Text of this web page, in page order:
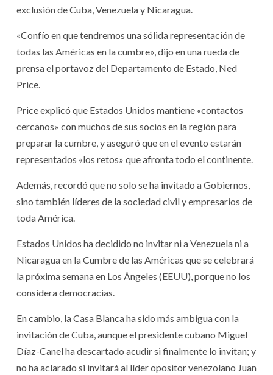
exclusión de Cuba, Venezuela y Nicaragua.
«Confío en que tendremos una sólida representación de
todas las Américas en la cumbre», dijo en una rueda de
prensa el portavoz del Departamento de Estado, Ned
Price.
Price explicó que Estados Unidos mantiene «contactos
cercanos» con muchos de sus socios en la región para
preparar la cumbre, y aseguró que en el evento estarán
representados «los retos» que afronta todo el continente.
Además, recordó que no solo se ha invitado a Gobiernos,
sino también líderes de la sociedad civil y empresarios de
toda América.
Estados Unidos ha decidido no invitar ni a Venezuela ni a
Nicaragua en la Cumbre de las Américas que se celebrará
la próxima semana en Los Ángeles (EEUU), porque no los
considera democracias.
En cambio, la Casa Blanca ha sido más ambigua con la
invitación de Cuba, aunque el presidente cubano Miguel
Díaz-Canel ha descartado acudir si finalmente lo invitan; y
no ha aclarado si invitará al líder opositor venezolano Juan